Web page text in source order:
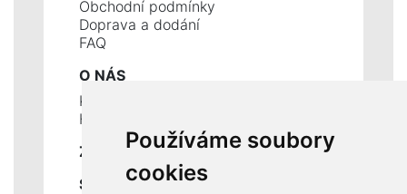
Používáme soubory
cookies
Obchodní podmínky
Doprava a dodání
FAQ
O NÁS
Kontakty
Historie a současnost
ZÁKLADNÍ ÚDAJE
SLUŽBY